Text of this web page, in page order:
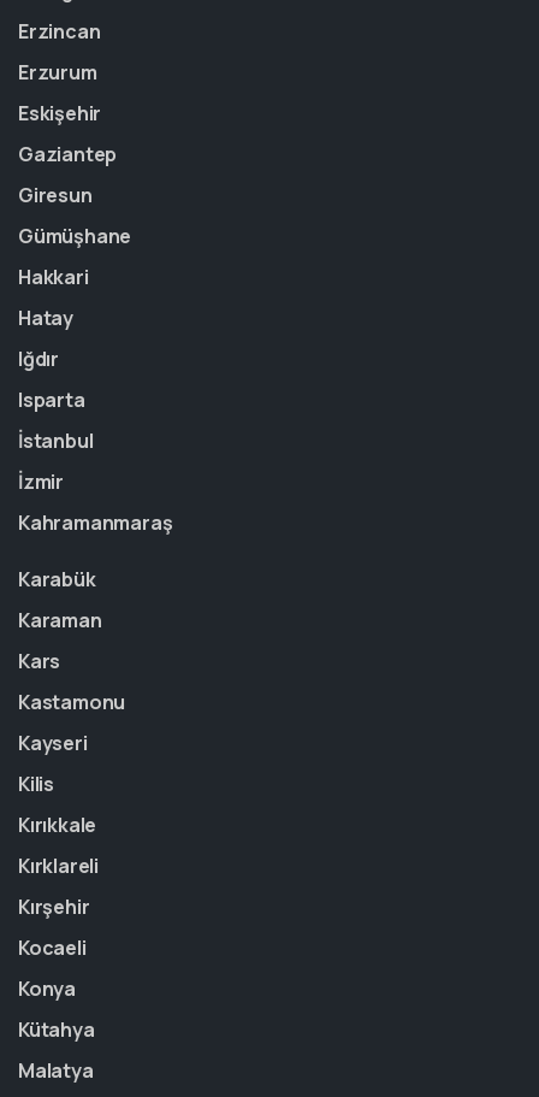
Erzincan
Erzurum
Eskişehir
Gaziantep
Giresun
Gümüşhane
Hakkari
Hatay
Iğdır
Isparta
İstanbul
İzmir
Kahramanmaraş
Karabük
Karaman
Kars
Kastamonu
Kayseri
Kilis
Kırıkkale
Kırklareli
Kırşehir
Kocaeli
Konya
Kütahya
Malatya